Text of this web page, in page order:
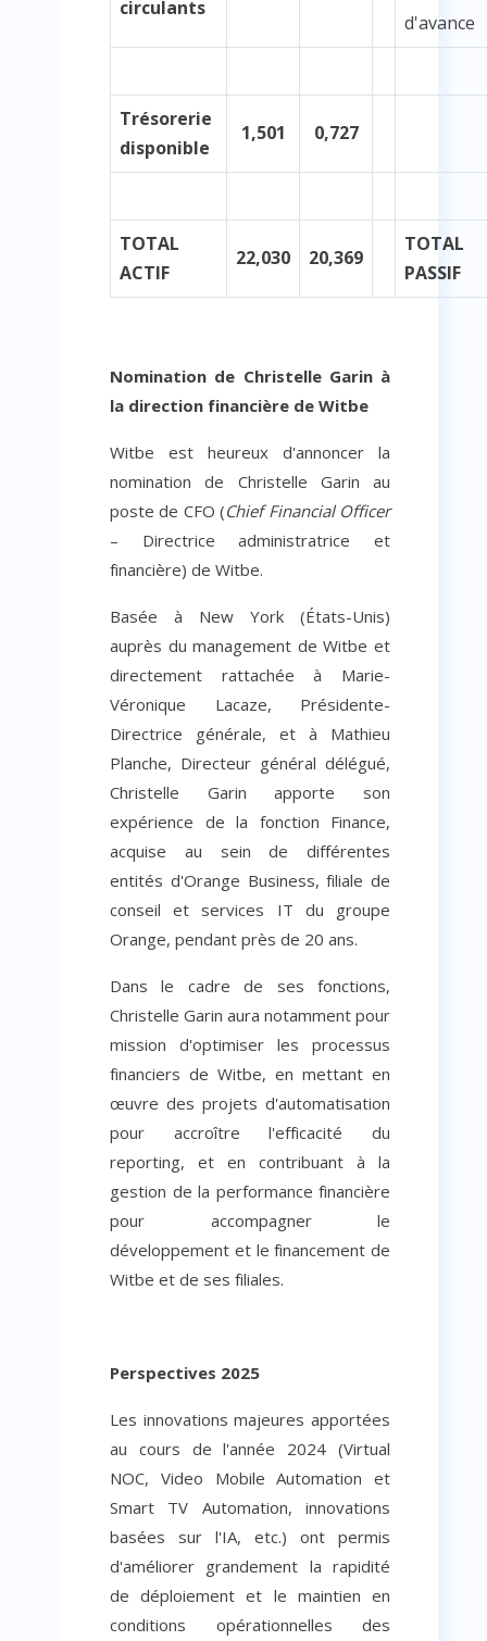
circulants
d'avance
Trésorerie
disponible
1,501 0,727
TOTAL
ACTIF
22,030 20,369
TOTAL
PASSIF
Nomination de Christelle Garin à
la direction financière de Witbe
Witbe est heureux d'annoncer la
nomination de Christelle Garin au
poste de CFO (Chief Financial Officer
– Directrice administratrice et
financière) de Witbe.
Basée à New York (États-Unis)
auprès du management de Witbe et
directement rattachée à Marie-
Véronique Lacaze, Présidente-
Directrice générale, et à Mathieu
Planche, Directeur général délégué,
Christelle Garin apporte son
expérience de la fonction Finance,
acquise au sein de différentes
entités d'Orange Business, filiale de
conseil et services IT du groupe
Orange, pendant près de 20 ans.
Dans le cadre de ses fonctions,
Christelle Garin aura notamment pour
mission d'optimiser les processus
financiers de Witbe, en mettant en
œuvre des projets d'automatisation
pour accroître l'efficacité du
reporting, et en contribuant à la
gestion de la performance financière
pour accompagner le
développement et le financement de
Witbe et de ses filiales.
Perspectives 2025
Les innovations majeures apportées
au cours de l'année 2024 (Virtual
NOC, Video Mobile Automation et
Smart TV Automation, innovations
basées sur l'IA, etc.) ont permis
d'améliorer grandement la rapidité
de déploiement et le maintien en
conditions opérationnelles des